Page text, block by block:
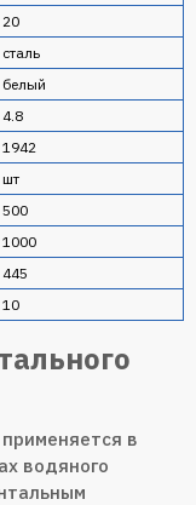
20
сталь
белый
4.8
1942
шт
500
1000
445
10
применяется в
водяного